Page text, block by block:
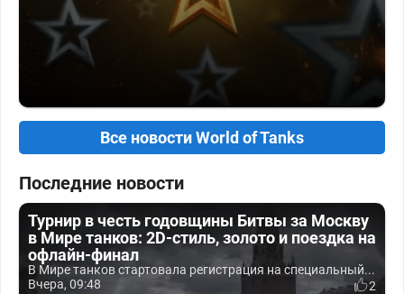
Все новости World of Tanks
Последние новости
Турнир в честь годовщины Битвы за Москву
в Мире танков: 2D-стиль, золото и поездка на
офлайн-финал
В Мире танков стартовала регистрация на специальный...
Вчера, 09:48
2